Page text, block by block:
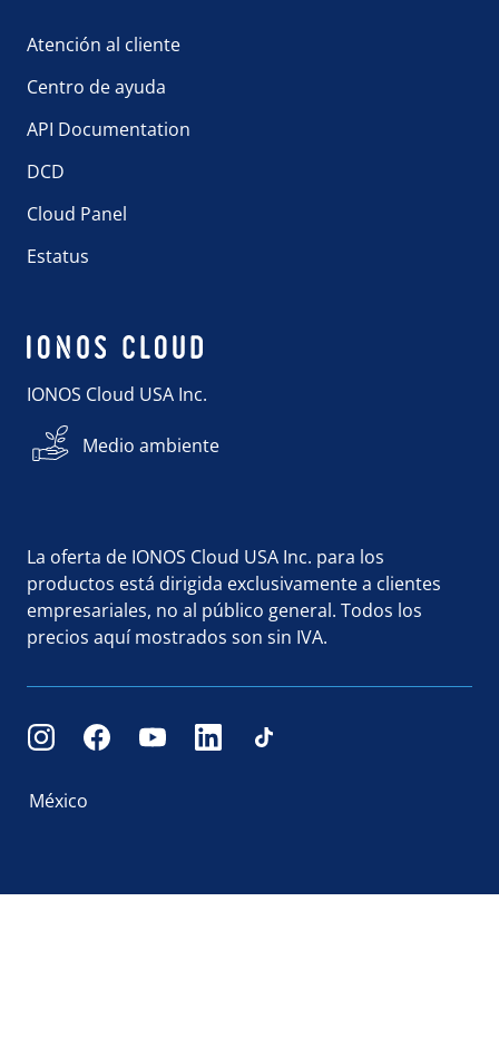
Atención al cliente
Centro de ayuda
API Documentation
DCD
Cloud Panel
Estatus
IONOS Cloud USA Inc.
Medio ambiente
La oferta de IONOS Cloud USA Inc. para los
productos está dirigida exclusivamente a clientes
empresariales, no al público general. Todos los
precios aquí mostrados son sin IVA.
México